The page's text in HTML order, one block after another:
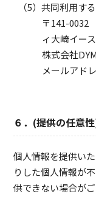
共同利用す
〒141-
ィ大崎イー
株式会社
メールアド
６．(提供の任意
個人情報を提供い
りした個人情報が
供できない場合がご